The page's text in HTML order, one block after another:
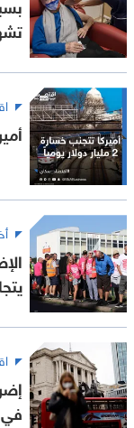
يتجاوز
في